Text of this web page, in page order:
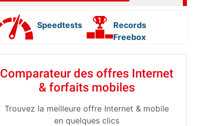
Speedtests
Records
Freebox
Comparateur des offres Internet
& forfaits mobiles
Trouvez la meilleure offre Internet & mobile
en quelques clics